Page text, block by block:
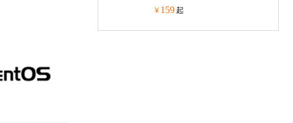
专门针对性能、安全性和可靠性而
￥ 159 起